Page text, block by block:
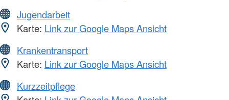
Jugendarbeit
Karte: Link zur Google Maps Ansicht
Krankentransport
Karte: Link zur Google Maps Ansicht
Kurzzeitpflege